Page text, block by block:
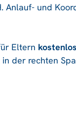
Anlauf- und
Eltern kostenlos
in der rechten